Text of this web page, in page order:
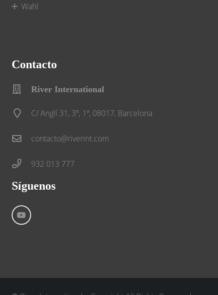
Wahl
Contacto
River International
C/ Anglí 31, 3º, 1ª, 08017, Barcelona
contacto@riverint.com
932 013 777
Síguenos